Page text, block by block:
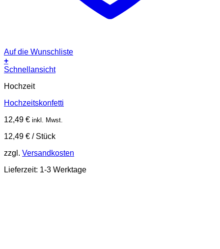
Auf die Wunschliste
+
Schnellansicht
Hochzeit
Hochzeitskonfetti
12,49 € inkl. Mwst.
12,49 € / Stück
zzgl. Versandkosten
Lieferzeit: 1-3 Werktage